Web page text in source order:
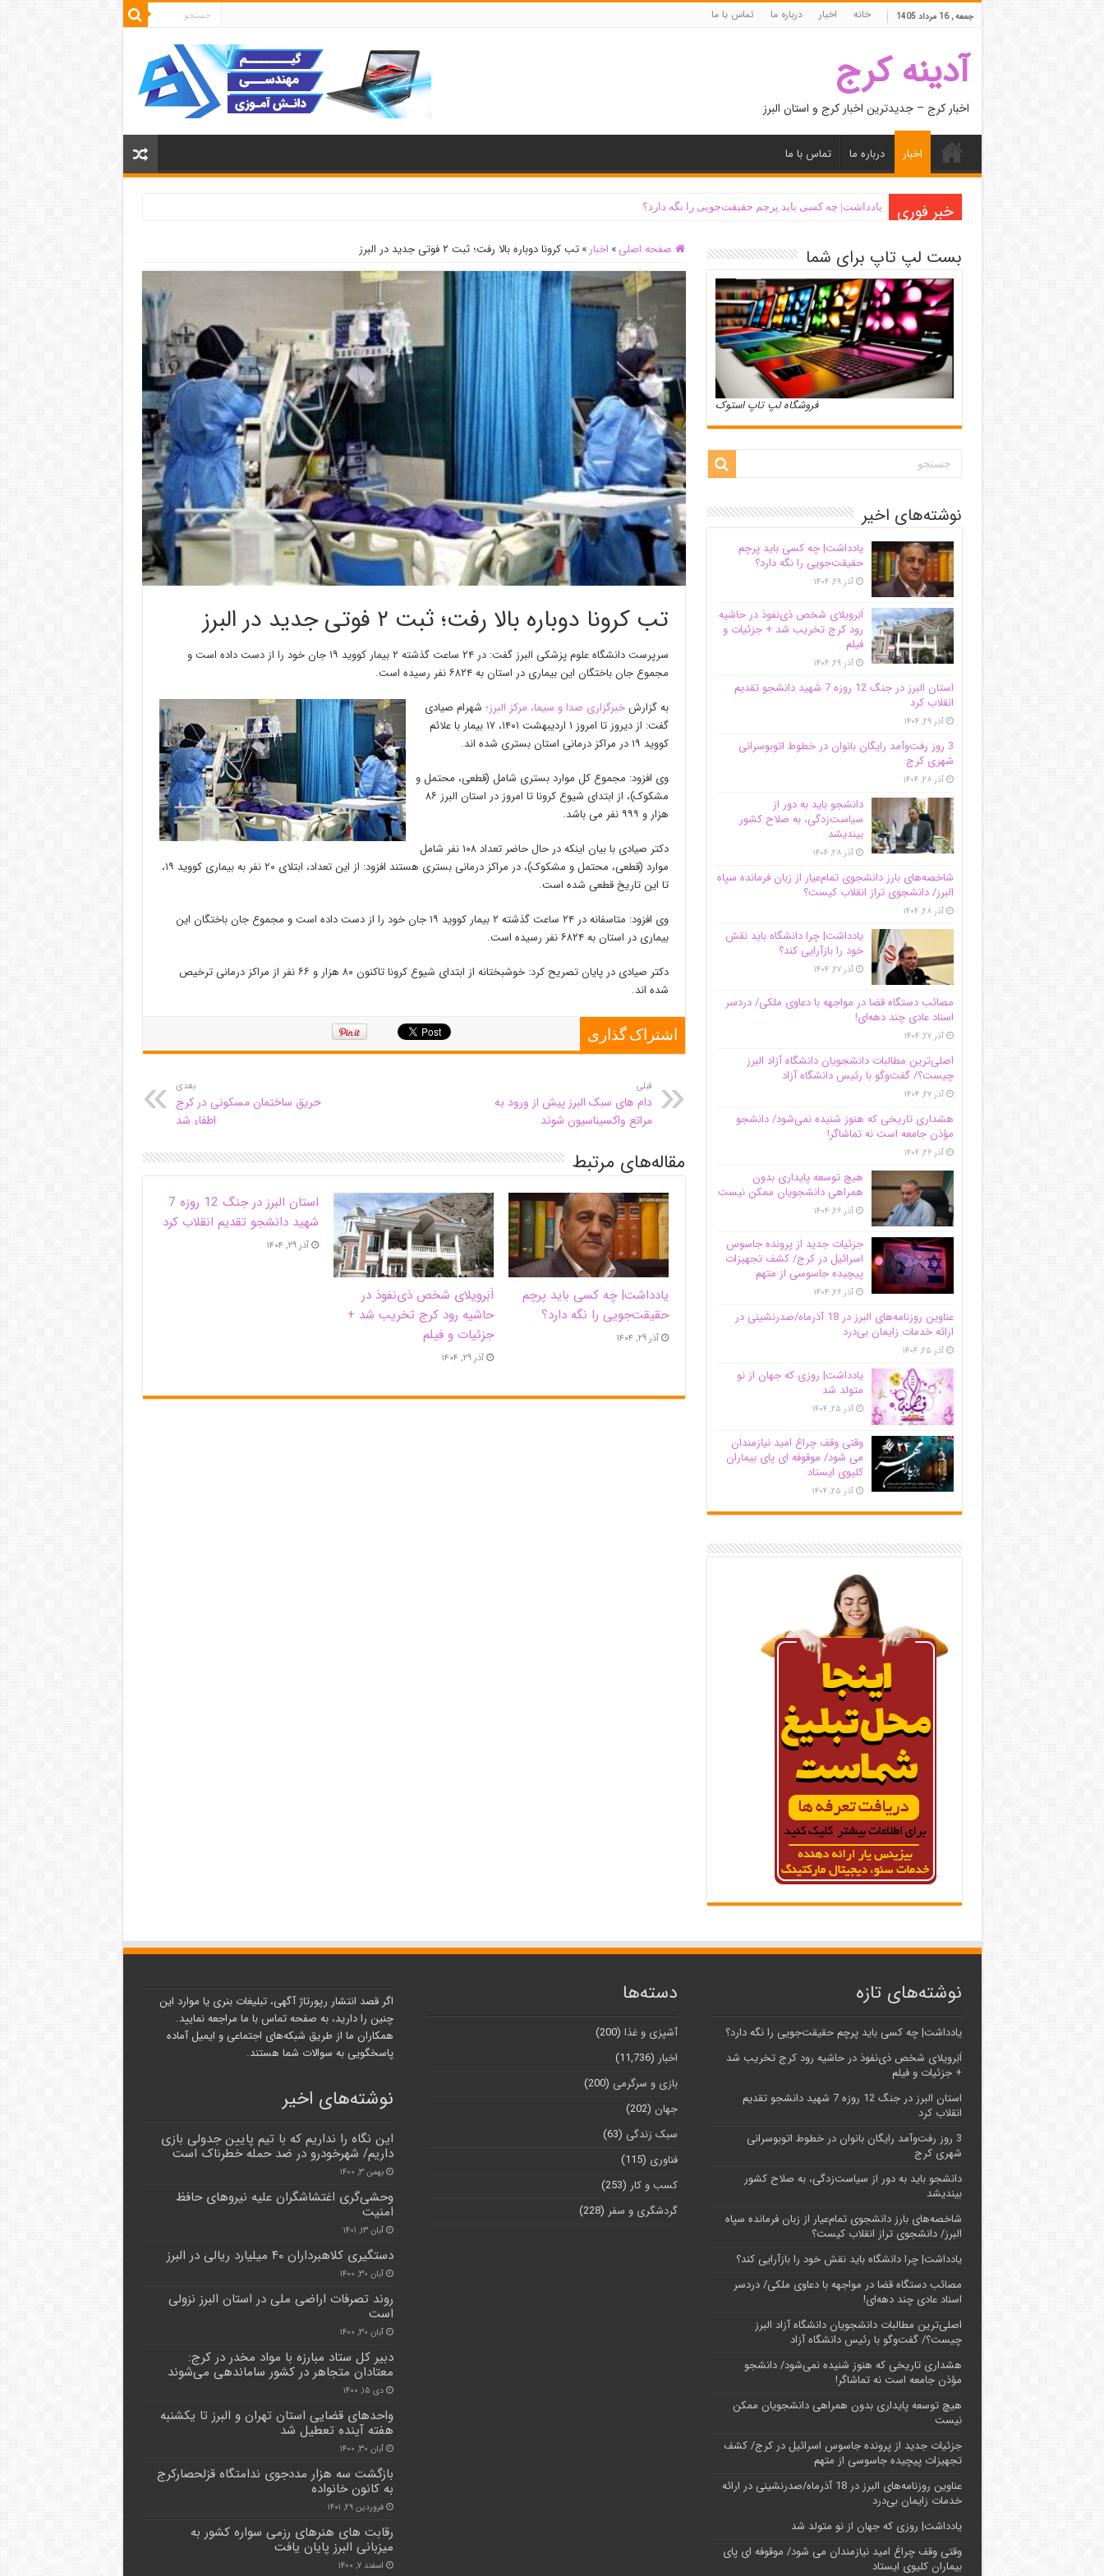
جمعه , 16 مرداد 1405 خانه اخبار درباره ما تماس با ما
آدینه کرج
اخبار کرج – جدیدترین اخبار کرج و استان البرز
اخبار درباره ما تماس با ما
خبر فوری یادداشت| ‌چه کسی باید پرچم حقیقت‌جویی را نگه دارد؟
صفحه اصلی » اخبار » تب کرونا دوباره بالا رفت؛ ثبت ۲ فوتی جدید در البرز
تب کرونا دوباره بالا رفت؛ ثبت ۲ فوتی جدید در البرز
️سرپرست ‌دانشگاه علوم پزشکی البرز گفت: در ۲۴ ساعت گذشته ۲ بیمار کووید ۱۹ جان خود را از دست داده است و
مجموع جان باختگان این بیماری در استان به ۶۸۲۴ نفر رسیده است.
به گزارشخبرگزاری صدا و سیما، مرکز البرز؛ شهرام صیادی
گفت: از دیروز تا امروز ۱ اردیبهشت ۱۴۰۱، ۱۷ بیمار با علائم
‌كووید ۱۹ در مراكز درمانی استان بستری شده اند.
وی افزود: مجموع کل موارد بستری شامل (قطعی، محتمل و
مشکوک)، از ابتدای شیوع کرونا تا امروز در استان البرز ۸۶
هزار و ۹۹۹ نفر می باشد.
دکتر صیادی با بیان اینکه در حال حاضر تعداد ۱۰۸ نفر شامل
موارد (قطعی، محتمل و مشکوک)، در مراکز درمانی بستری هستند افزود: از این تعداد، ابتلای ۲۰ نفر به بیماری کووید ۱۹،
تا این تاریخ قطعی شده است.
وی افزود: متاسفانه در ۲۴ ساعت گذشته ۲ بیمار کووید ۱۹ جان خود را از دست داده است و مجموع جان باختگان این
بیماری در استان به ۶۸۲۴ نفر رسیده است.
دکتر صیادی در پایان تصریح کرد: خوشبختانه از ابتدای شیوع کرونا تاکنون ۸۰ هزار و ۶۶ نفر از مراکز درمانی ترخیص
شده اند.
اشتراک گذاری
قبلی
دام های سبک البرز پیش از ورود به
مراتع واکسیناسیون شوند
بعدی
حریق ساختمان مسکونی در کرج
اطفاء شد
مقاله‌های مرتبط
یادداشت| ‌چه کسی باید پرچم
حقیقت‌جویی را نگه دارد؟
آذر ۲۹, ۱۴۰۴
اَبَر‌ویلای شخص ذی‌نفوذ در
حاشیه‌ رود کرج تخریب شد +
جزئیات و فیلم
آذر ۲۹, ۱۴۰۴
استان البرز در جنگ 12 روزه 7
شهید دانشجو تقدیم انقلاب کرد
آذر ۲۹, ۱۴۰۴
بست لپ تاپ برای شما
فروشگاه لپ تاپ استوک
نوشته‌های اخیر
یادداشت| ‌چه کسی باید پرچم
حقیقت‌جویی را نگه دارد؟
آذر ۲۹, ۱۴۰۴
اَبَر‌ویلای شخص ذی‌نفوذ در حاشیه‌
رود کرج تخریب شد + جزئیات و
فیلم
آذر ۲۹, ۱۴۰۴
استان البرز در جنگ 12 روزه 7 شهید دانشجو تقدیم
انقلاب کرد
آذر ۲۹, ۱۴۰۴
3 روز رفت‌وآمد رایگان بانوان در خطوط اتوبوسرانی
شهری کرج
آذر ۲۸, ۱۴۰۴
دانشجو باید به دور از
سیاست‌زدگی، به صلاح کشور
بیندیشد
آذر ۲۸, ۱۴۰۴
شاخصه‌های بارز دانشجوی تمام‌عیار از زبان فرمانده سپاه
البرز/ دانشجوی تراز انقلاب کیست؟
آذر ۲۸, ۱۴۰۴
یادداشت| چرا دانشگاه باید نقش
خود را بازآرایی کند؟
آذر ۲۷, ۱۴۰۴
مصائب دستگاه قضا در مواجهه با دعاوی ملکی/ دردسر
اسناد عادی چند‌ دهه‌ای!
آذر ۲۷, ۱۴۰۴
اصلی‌ترین مطالبات دانشجویان دانشگاه آزاد البرز
چیست؟/ گفت‌وگو با رئیس دانشگاه آز‌اد
آذر ۲۷, ۱۴۰۴
هشداری تاریخی که هنوز شنیده نمی‌شود/ دانشجو
مؤذن جامعه است نه تماشاگر!
آذر ۲۶, ۱۴۰۴
هیچ توسعه پایداری بدون
همراهی دانشجویان ممکن نیست
آذر ۲۶, ۱۴۰۴
جزئیات جدید از پرونده جاسوس
اسرائیل در کرج/‌ کشف تجهیزات
پیچیده جاسوسی از متهم
آذر ۲۶, ۱۴۰۴
عناوین روزنامه‌های البرز در ‌18 آذرماه/صدرنشینی در
ارائه خدمات زایمان بی‌درد
آذر ۲۵, ۱۴۰۴
یادداشت| روزی که جهان از نو
متولد شد
آذر ۲۵, ۱۴۰۴
وقتی وقف چراغ امید نیازمندان
می شود/ موقوفه ای پای بیماران
کلیوی ایستاد
آذر ۲۵, ۱۴۰۴
نوشته‌های تازه
یادداشت| ‌چه کسی باید پرچم حقیقت‌جویی را نگه دارد؟
اَبَر‌ویلای شخص ذی‌نفوذ در حاشیه‌ رود کرج تخریب شد
+ جزئیات و فیلم
استان البرز در جنگ 12 روزه 7 شهید دانشجو تقدیم
انقلاب کرد
3 روز رفت‌وآمد رایگان بانوان در خطوط اتوبوسرانی
شهری کرج
دانشجو باید به دور از سیاست‌زدگی، به صلاح کشور
بیندیشد
شاخصه‌های بارز دانشجوی تمام‌عیار از زبان فرمانده سپاه
البرز/ دانشجوی تراز انقلاب کیست؟
یادداشت| چرا دانشگاه باید نقش خود را بازآرایی کند؟
مصائب دستگاه قضا در مواجهه با دعاوی ملکی/ دردسر
اسناد عادی چند‌ دهه‌ای!
اصلی‌ترین مطالبات دانشجویان دانشگاه آزاد البرز
چیست؟/ گفت‌وگو با رئیس دانشگاه آز‌اد
هشداری تاریخی که هنوز شنیده نمی‌شود/ دانشجو
مؤذن جامعه است نه تماشاگر!
هیچ توسعه پایداری بدون همراهی دانشجویان ممکن
نیست
جزئیات جدید از پرونده جاسوس اسرائیل در کرج/‌ کشف
تجهیزات پیچیده جاسوسی از متهم
عناوین روزنامه‌های البرز در ‌18 آذرماه/صدرنشینی در ارائه
خدمات زایمان بی‌درد
یادداشت| روزی که جهان از نو متولد شد
وقتی وقف چراغ امید نیازمندان می شود/ موقوفه ای پای
بیماران کلیوی ایستاد
دسته‌ها
آشپزی و غذا (200)
اخبار (11,736)
بازی و سرگرمی (200)
جهان (202)
سبک زندگی (63)
فناوری (115)
کسب و کار (253)
گردشگری و سفر (228)
اگر قصد انتشار رپورتاژ آگهی، تبلیغات بنری یا موارد این
چنین را دارید، به صفحه تماس با ما مراجعه نمایید.
همکاران ما از طریق شبکه‌های اجتماعی و ایمیل آماده
پاسخگویی به سوالات شما هستند.
نوشته‌های اخیر
این نگاه را نداریم که با تیم پایین جدولی بازی
داریم/ شهرخودرو در ضد حمله خطرناک است
بهمن ۳, ۱۴۰۰
وحشی‌گری اغتشاشگران علیه نیروهای حافظ
امنیت
آبان ۱۳, ۱۴۰۱
دستگیری کلاهبرداران ۴۰ میلیارد ریالی در البرز
آبان ۳۰, ۱۴۰۰
روند تصرفات اراضی ملی در استان البرز نزولی
است
آبان ۳۰, ۱۴۰۰
دبیر کل ستاد مبارزه با مواد مخدر در کرج:
معتادان متجاهر در کشور ساماندهی می‌شوند
دی ۱۵, ۱۴۰۰
واحدهای قضایی استان تهران و البرز تا یکشنبه
هفته آینده تعطیل شد
آبان ۳۰, ۱۴۰۰
بازگشت سه هزار مددجوی ندامتگاه قزلحصارکرج
به کانون خانواده
فروردین ۲۹, ۱۴۰۱
رقابت های هنرهای رزمی سواره کشور به
میزبانی البرز پایان یافت
اسفند ۷, ۱۴۰۰